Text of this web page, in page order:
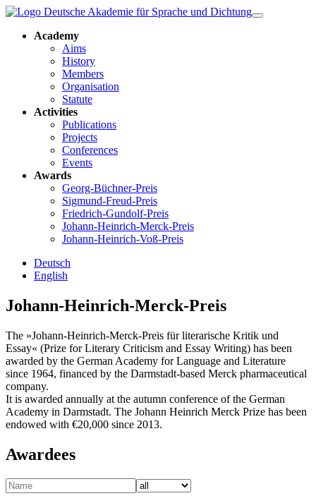
Academy
Aims
History
Members
Organisation
Statute
Activities
Publications
Projects
Conferences
Events
Awards
Georg-Büchner-Preis
Sigmund-Freud-Preis
Friedrich-Gundolf-Preis
Johann-Heinrich-Merck-Preis
Johann-Heinrich-Voß-Preis
Deutsch
English
Johann-Heinrich-Merck-Preis
The »Johann-Heinrich-Merck-Preis für literarische Kritik und
Essay« (Prize for Literary Criticism and Essay Writing) has been
awarded by the German Academy for Language and Literature
since 1964, financed by the Darmstadt-based Merck pharmaceutical
company.
It is awarded annually at the autumn conference of the German
Academy in Darmstadt. The Johann Heinrich Merck Prize has been
endowed with €20,000 since 2013.
Awardees